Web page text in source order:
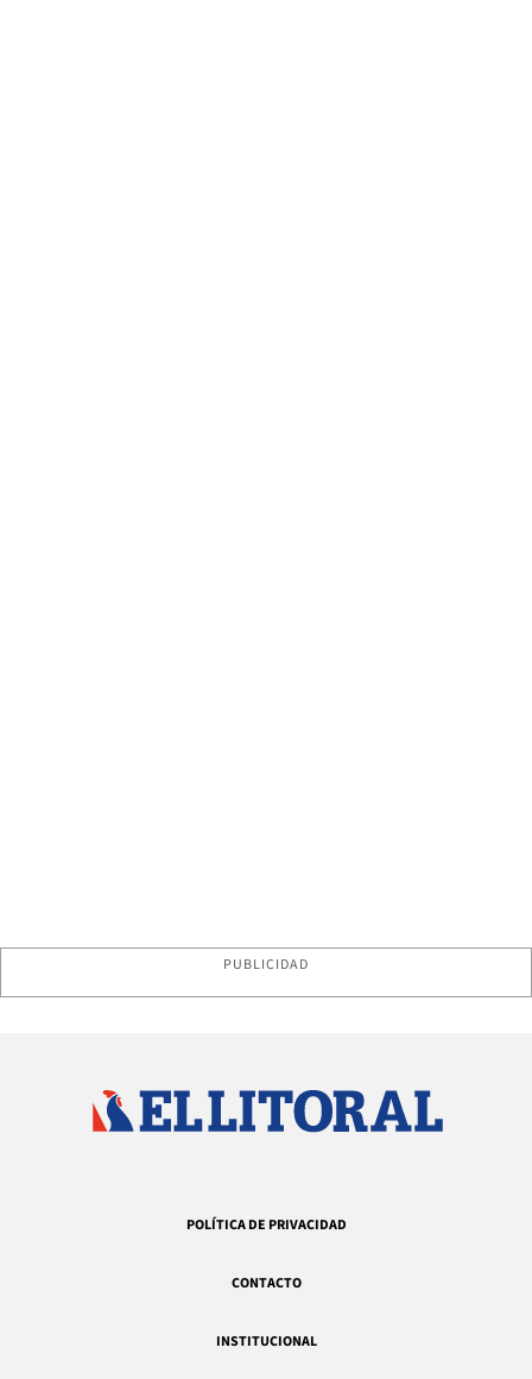
PUBLICIDAD
POLÍTICA DE PRIVACIDAD
CONTACTO
INSTITUCIONAL